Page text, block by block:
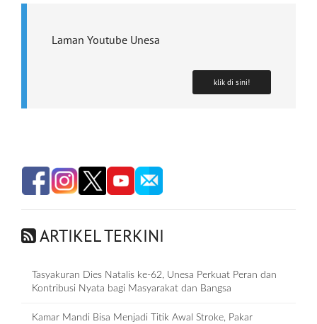
Laman Youtube Unesa
klik di sini!
ARTIKEL TERKINI
Tasyakuran Dies Natalis ke-62, Unesa Perkuat Peran dan
Kontribusi Nyata bagi Masyarakat dan Bangsa
Kamar Mandi Bisa Menjadi Titik Awal Stroke, Pakar